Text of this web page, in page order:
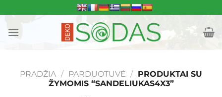
to
content
PRADŽIA / PARDUOTUVĖ / PRODUKTAI SU
ŽYMOMIS “SANDELIUKAS4X3”